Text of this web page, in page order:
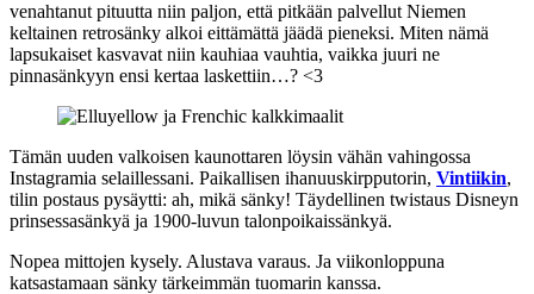
venahtanut pituutta niin paljon, että pitkään palvellut Niemen
keltainen retrosänky alkoi eittämättä jäädä pieneksi. Miten nämä
lapsukaiset kasvavat niin kauhiaa vauhtia, vaikka juuri ne
pinnasänkyyn ensi kertaa laskettiin…? <3
Tämän uuden valkoisen kaunottaren löysin vähän vahingossa
Instagramia selaillessani. Paikallisen ihanuuskirpputorin, Vintiikin,
tilin postaus pysäytti: ah, mikä sänky! Täydellinen twistaus Disneyn
prinsessasänkyä ja 1900-luvun talonpoikaissänkyä.
Nopea mittojen kysely. Alustava varaus. Ja viikonloppuna
katsastamaan sänky tärkeimmän tuomarin kanssa.